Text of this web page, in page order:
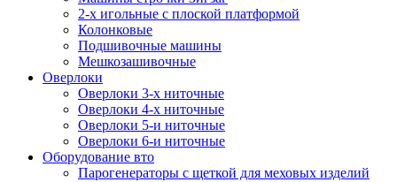
2-х игольные с плоской платформой
Колонковые
Подшивочные машины
Мешкозашивочные
Оверлоки
Оверлоки 3-х ниточные
Оверлоки 4-х ниточные
Оверлоки 5-и ниточные
Оверлоки 6-и ниточные
Оборудование вто
Парогенераторы с щеткой для меховых изделий